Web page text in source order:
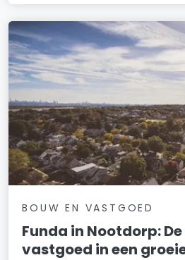
BOUW EN VASTGOED
Funda in Nootdorp:
vastgoed in een